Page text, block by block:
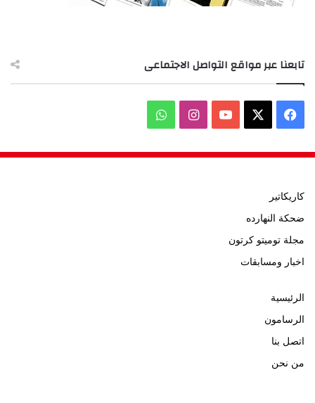
تابعنا عبر مواقع التواصل الاجتماعى
فيسبوك ‫YouTubeانستقرامواتساب
كاريكاتير
ضحكة النهارده
مجلة توميتو كرتون
اخبار ومسابقات
الرئيسية
الرسامون
اتصل بنا
من نحن